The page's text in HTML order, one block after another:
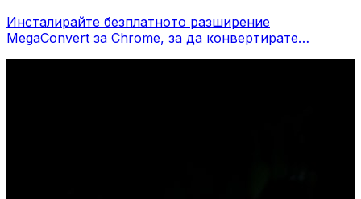
Инсталирайте безплатното разширение
MegaConvert за Chrome, за да конвертирате